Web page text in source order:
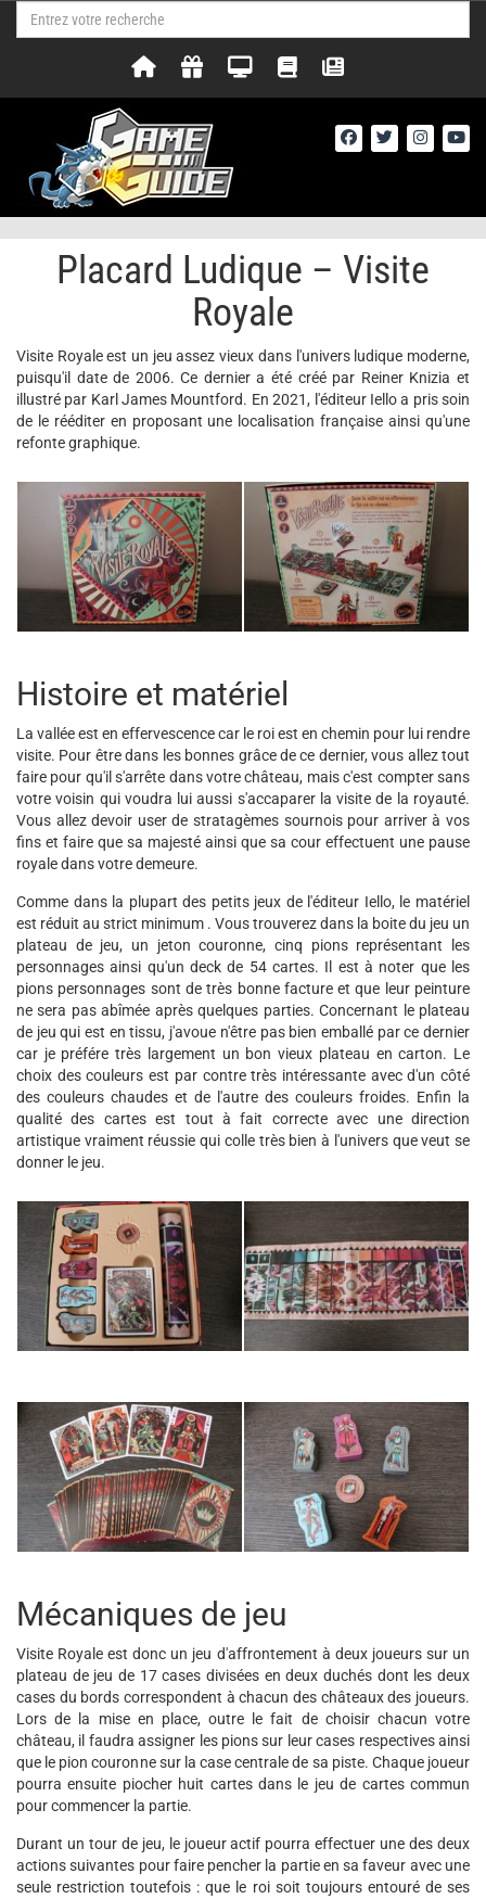
Placard Ludique – Visite
Royale
Visite Royale est un jeu assez vieux dans l'univers ludique moderne,
puisqu'il date de 2006. Ce dernier a été créé par Reiner Knizia et
illustré par Karl James Mountford. En 2021, l'éditeur Iello a pris soin
de le rééditer en proposant une localisation française ainsi qu'une
refonte graphique.
Histoire et matériel
La vallée est en effervescence car le roi est en chemin pour lui rendre
visite. Pour être dans les bonnes grâce de ce dernier, vous allez tout
faire pour qu'il s'arrête dans votre château, mais c'est compter sans
votre voisin qui voudra lui aussi s'accaparer la visite de la royauté.
Vous allez devoir user de stratagèmes sournois pour arriver à vos
fins et faire que sa majesté ainsi que sa cour effectuent une pause
royale dans votre demeure.
Comme dans la plupart des petits jeux de l'éditeur Iello, le matériel
est réduit au strict minimum . Vous trouverez dans la boite du jeu un
plateau de jeu, un jeton couronne, cinq pions représentant les
personnages ainsi qu'un deck de 54 cartes. Il est à noter que les
pions personnages sont de très bonne facture et que leur peinture
ne sera pas abîmée après quelques parties. Concernant le plateau
de jeu qui est en tissu, j'avoue n'être pas bien emballé par ce dernier
car je préfére très largement un bon vieux plateau en carton. Le
choix des couleurs est par contre très intéressante avec d'un côté
des couleurs chaudes et de l'autre des couleurs froides. Enfin la
qualité des cartes est tout à fait correcte avec une direction
artistique vraiment réussie qui colle très bien à l'univers que veut se
donner le jeu.
Mécaniques de jeu
Visite Royale est donc un jeu d'affrontement à deux joueurs sur un
plateau de jeu de 17 cases divisées en deux duchés dont les deux
cases du bords correspondent à chacun des châteaux des joueurs.
Lors de la mise en place, outre le fait de choisir chacun votre
château, il faudra assigner les pions sur leur cases respectives ainsi
que le pion couronne sur la case centrale de sa piste. Chaque joueur
pourra ensuite piocher huit cartes dans le jeu de cartes commun
pour commencer la partie.
Durant un tour de jeu, le joueur actif pourra effectuer une des deux
actions suivantes pour faire pencher la partie en sa faveur avec une
seule restriction toutefois : que le roi soit toujours entouré de ses